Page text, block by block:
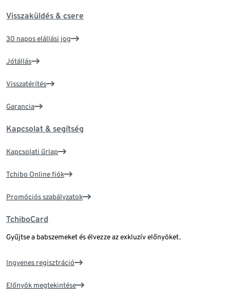
Visszaküldés & csere
30 napos elállási jog
Jótállás
Visszatérítés
Garancia
Kapcsolat & segítség
Kapcsolati űrlap
Tchibo Online fiók
Promóciós szabályzatok
TchiboCard
Gyűjtse a babszemeket és élvezze az exkluzív előnyöket.
Ingyenes regisztráció
Előnyök megtekintése